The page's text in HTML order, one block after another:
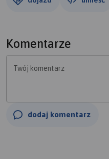
Komentarze
Twój komentarz
dodaj komentarz